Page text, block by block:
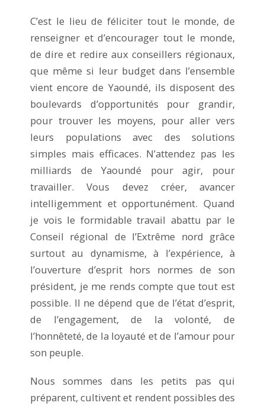
C’est le lieu de féliciter tout le monde, de
renseigner et d’encourager tout le monde,
de dire et redire aux conseillers régionaux,
que même si leur budget dans l’ensemble
vient encore de Yaoundé, ils disposent des
boulevards d’opportunités pour grandir,
pour trouver les moyens, pour aller vers
leurs populations avec des solutions
simples mais efficaces. N’attendez pas les
milliards de Yaoundé pour agir, pour
travailler. Vous devez créer, avancer
intelligemment et opportunément. Quand
je vois le formidable travail abattu par le
Conseil régional de l’Extrême nord grâce
surtout au dynamisme, à l’expérience, à
l’ouverture d’esprit hors normes de son
président, je me rends compte que tout est
possible. Il ne dépend que de l’état d’esprit,
de l’engagement, de la volonté, de
l’honnêteté, de la loyauté et de l’amour pour
son peuple.
Nous sommes dans les petits pas qui
préparent, cultivent et rendent possibles des